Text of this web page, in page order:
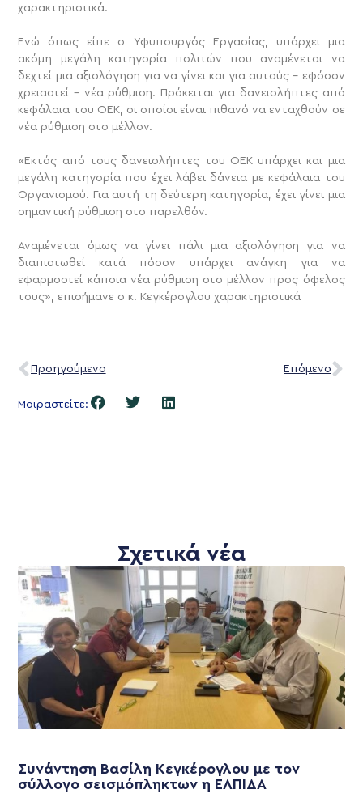
χαρακτηριστικά.
Ενώ όπως είπε ο Υφυπουργός Εργασίας, υπάρχει μια
ακόμη μεγάλη κατηγορία πολιτών που αναμένεται να
δεχτεί μια αξιολόγηση για να γίνει και για αυτούς – εφόσον
χρειαστεί – νέα ρύθμιση. Πρόκειται για δανειολήπτες από
κεφάλαια του ΟΕΚ, οι οποίοι είναι πιθανό να ενταχθούν σε
νέα ρύθμιση στο μέλλον.
«Εκτός από τους δανειολήπτες του ΟΕΚ υπάρχει και μια
μεγάλη κατηγορία που έχει λάβει δάνεια με κεφάλαια του
Οργανισμού. Για αυτή τη δεύτερη κατηγορία, έχει γίνει μια
σημαντική ρύθμιση στο παρελθόν.
Αναμένεται όμως να γίνει πάλι μια αξιολόγηση για να
διαπιστωθεί κατά πόσον υπάρχει ανάγκη για να
εφαρμοστεί κάποια νέα ρύθμιση στο μέλλον προς όφελος
τους», επισήμανε ο κ. Κεγκέρογλου χαρακτηριστικά
Προηγούμενο Επόμενο
Μοιραστείτε:
Σχετικά νέα
Συνάντηση Βασίλη Κεγκέρογλου με τον
σύλλογο σεισμόπληκτων η ΕΛΠΙΔΑ